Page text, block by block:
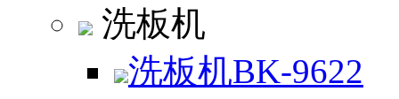
洗板机
洗板机BK-9622